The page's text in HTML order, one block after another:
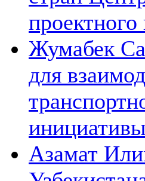
Жумабек
для
Азамат